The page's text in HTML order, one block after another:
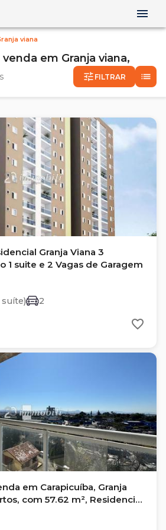
viana
venda em Granja viana,
FILTRAR
Granja Viana 3
1 suite e 2 Vagas de Garagem
suíte) 2
em Carapicuíba, Granja
com 57.62 m², Residencial